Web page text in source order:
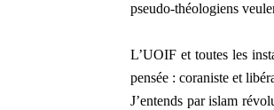
pseudo-théologiens
L’UOIF et toutes les
pensée : coraniste et
J’entends par islam